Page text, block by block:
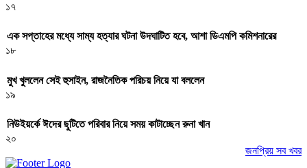
১৭
এক সপ্তাহের মধ্যে সাম্য হত্যার ঘটনা উদঘাটিত হবে, আশা ডিএমপি কমিশনারের
১৮
মুখ খুললেন সেই হুসাইন, রাজনৈতিক পরিচয় নিয়ে যা বললেন
১৯
নিউইয়র্কে ঈদের ছুটিতে পরিবার নিয়ে সময় কাটাচ্ছেন রুনা খান
২০
জনপ্রিয় সব খবর